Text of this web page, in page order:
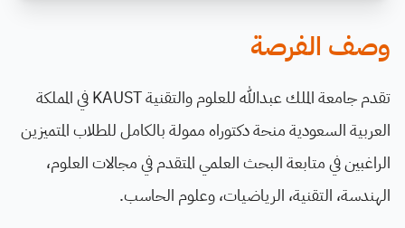
وصف الفرصة
تقدم جامعة الملك عبدالله للعلوم والتقنية KAUST في المملكة
العربية السعودية منحة دكتوراه ممولة بالكامل للطلاب المتميزين
الراغبين في متابعة البحث العلمي المتقدم في مجالات العلوم،
الهندسة، التقنية، الرياضيات، وعلوم الحاسب.